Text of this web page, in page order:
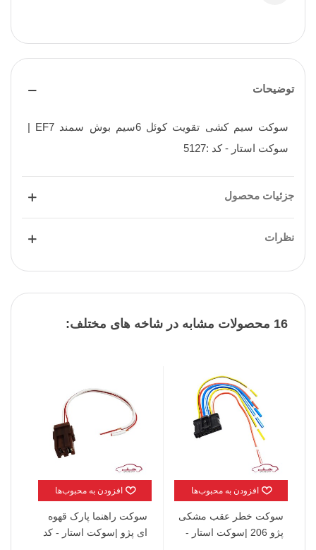
توضیحات
سوکت سیم کشی تقویت کوئل 6سیم بوش سمند EF7 |
سوکت استار - کد :5127
جزئیات محصول
نظرات
16 محصولات مشابه در شاخه های مختلف:
افزودن به محبوب‌ها
سوکت خطر عقب مشکی
پژو 206 |سوکت استار -
افزودن به محبوب‌ها
سوکت راهنما پارک قهوه
ای پژو |سوکت استار - کد